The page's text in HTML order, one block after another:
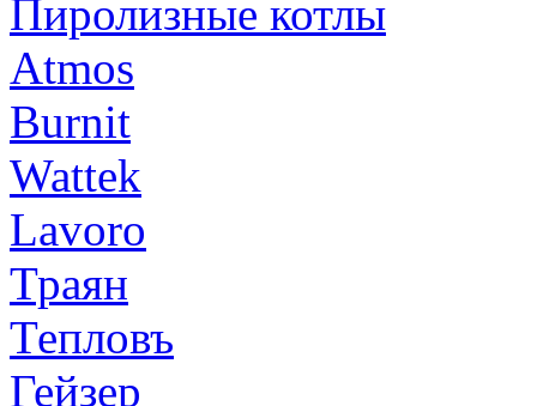
Пиролизные котлы
Atmos
Burnit
Wattek
Lavoro
Траян
Тепловъ
Гейзер